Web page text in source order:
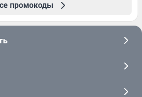
промокоды